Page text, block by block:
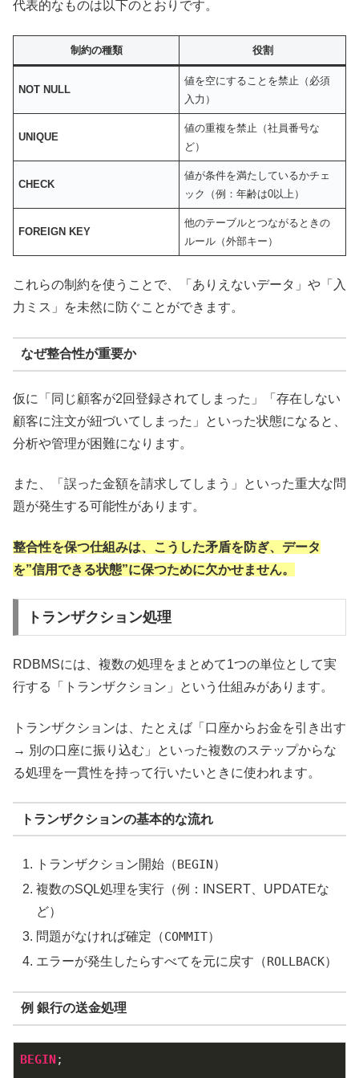
代表的なものは以下のとおりです。
制約の種類 役割
NOT NULL
値を空にすることを禁止（必須
入力）
UNIQUE
値の重複を禁止（社員番号な
ど）
CHECK
値が条件を満たしているかチェ
ック（例：年齢は0以上）
FOREIGN KEY
他のテーブルとつながるときの
ルール（外部キー）
これらの制約を使うことで、「ありえないデータ」や「入
力ミス」を未然に防ぐことができます。
なぜ整合性が重要か
仮に「同じ顧客が2回登録されてしまった」「存在しない
顧客に注文が紐づいてしまった」といった状態になると、
分析や管理が困難になります。
また、「誤った金額を請求してしまう」といった重大な問
題が発生する可能性があります。
整合性を保つ仕組みは、こうした矛盾を防ぎ、データ
を”信用できる状態”に保つために欠かせません。
トランザクション処理
RDBMSには、複数の処理をまとめて1つの単位として実
行する「トランザクション」という仕組みがあります。
トランザクションは、たとえば「口座からお金を引き出す
→ 別の口座に振り込む」といった複数のステップからな
る処理を一貫性を持って行いたいときに使われます。
トランザクションの基本的な流れ
トランザクション開始（BEGIN）
複数のSQL処理を実行（例：INSERT、UPDATEな
ど）
問題がなければ確定（COMMIT）
エラーが発生したらすべてを元に戻す（ROLLBACK）
例 銀行の送金処理
BEGIN;